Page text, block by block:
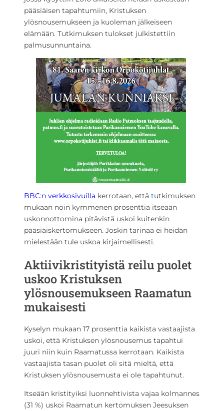
pääsiäisen tapahtumiin, Kristuksen
ylösnousemukseen ja kuoleman jälkeiseen
elämään. Tutkimuksen tulokset julkistettiin
palmusunnuntaina.
BBC:n verkkosivuílla kerrotaan, että tutkimuksen
mukaan noin kymmenen prosenttia itseään
uskonnottomina pitävistä uskoi kuitenkin
pääsiäiskertomukseen. Joskin tarinaa ei heidän
mielestään tule uskoa kirjaimellisesti.
Aktiivikristityistä reilu puolet
uskoo Kristuksen
ylösnousemukseen Raamatun
mukaisesti
Kyselyn mukaan 17 prosenttia kaikista vastaajista
uskoi, että Kristuksen ylösnousemus tapahtui
juuri niin kuin Raamatussa kerrotaan. Kaikista
vastaajista tasan puolet oli sitä mieltä, että
Kristuksen ylösnousemusta ei ole tapahtunut.
Itseään kristityiksi luonnehtivista vajaa kolmannes
(31 %) uskoi Raamatun kertomuksen Jeesuksen